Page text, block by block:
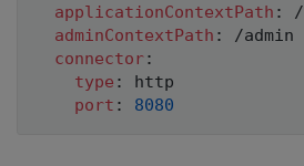
applicationContextPath :
/
adminContextPath :
/admin
connector:
type :
http
port : 8080